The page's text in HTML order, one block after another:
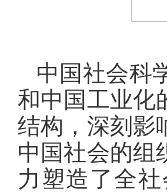
中国社会科
和中国工业化
结构，深刻影
中国社会的组
力塑造了全